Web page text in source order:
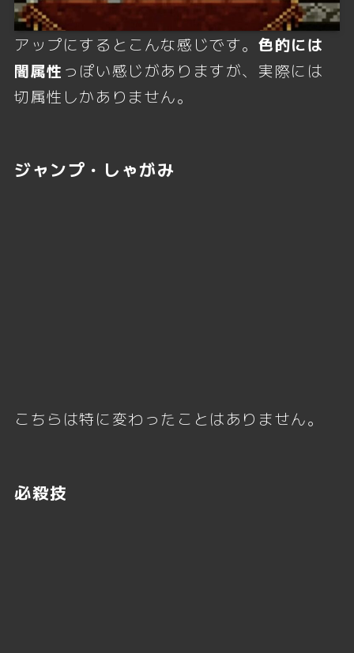
アップにするとこんな感じです。色的には
闇属性 っぽい感じがありますが、実際には
切属性しかありません。
ジャンプ・しゃがみ
こちらは特に変わったことはありません。
必殺技